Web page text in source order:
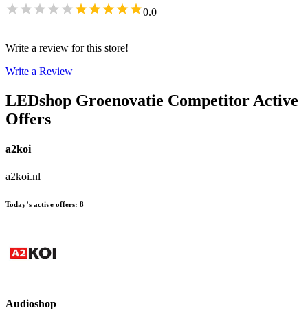
0.0
Write a review for this store!
Write a Review
LEDshop Groenovatie Competitor Active
Offers
a2koi
a2koi.nl
Today’s active offers: 8
Audioshop